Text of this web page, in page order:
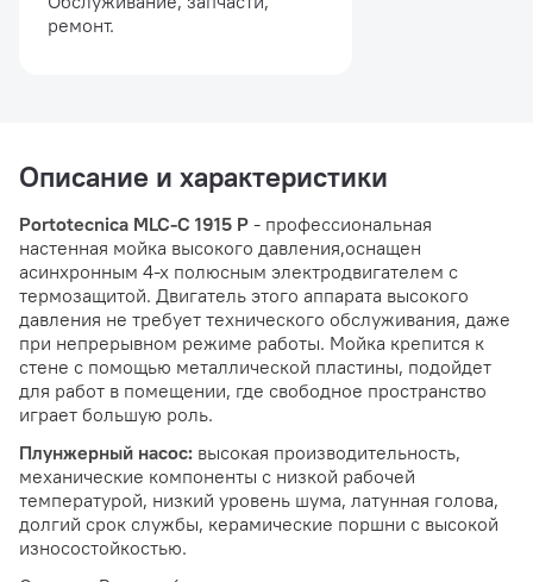
ремонт.
Описание и характеристики
Portotecnica MLC-C 1915 P - профессиональная
настенная мойка высокого давления,оснащен
асинхронным 4-х полюсным электродвигателем с
термозащитой. Двигатель этого аппарата высокого
давления не требует технического обслуживания, даже
при непрерывном режиме работы. Мойка крепится к
стене с помощью металлической пластины, подойдет
для работ в помещении, где свободное пространство
играет большую роль.
Плунжерный насос: высокая производительность,
механические компоненты с низкой рабочей
температурой, низкий уровень шума, латунная голова,
долгий срок службы, керамические поршни с высокой
износостойкостью.